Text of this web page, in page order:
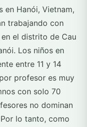
en Hanói, Vietnam,
trabajando con
el distrito de Cau
Los niños en
entre 11 y 14
profesor es muy
con solo 70
no dominan
lo tanto, como